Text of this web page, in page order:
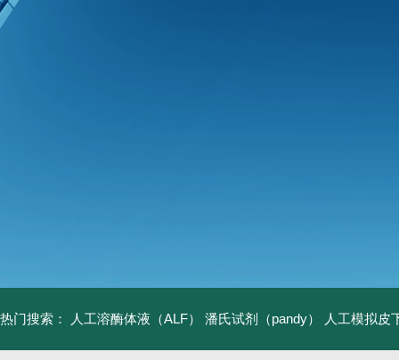
热门搜索： 人工溶酶体液（ALF） 潘氏试剂（pandy） 人工模拟皮